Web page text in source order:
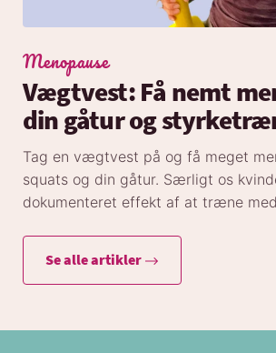
Se alle artikler
Menopause
Vægtvest: Få nemt
din gåtur og
Tag en vægtvest på og få meget
squats og din gåtur. Særligt os
dokumenteret effekt af at træne